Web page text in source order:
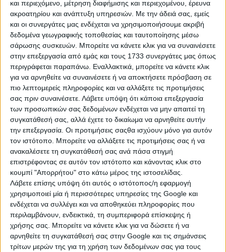
και περιεχόμενο, μέτρηση διαφήμισης και περιεχομένου, έρευνα
ακροατηρίου και ανάπτυξη υπηρεσιών. Με την άδειά σας, εμείς
και οι συνεργάτες μας ενδέχεται να χρησιμοποιήσουμε ακριβή
δεδομένα γεωγραφικής τοποθεσίας και ταυτοποίησης μέσω
σάρωσης συσκευών. Μπορείτε να κάνετε κλικ για να συναινέσετε
στην επεξεργασία από εμάς και τους 1733 συνεργάτες μας όπως
περιγράφεται παραπάνω. Εναλλακτικά, μπορείτε να κάνετε κλικ
για να αρνηθείτε να συναινέσετε ή να αποκτήσετε πρόσβαση σε
πιο λεπτομερείς πληροφορίες και να αλλάξετε τις προτιμήσεις
σας πριν συναινέσετε. Λάβετε υπόψη ότι κάποια επεξεργασία
των προσωπικών σας δεδομένων ενδέχεται να μην απαιτεί τη
συγκατάθεσή σας, αλλά έχετε το δικαίωμα να αρνηθείτε αυτήν
την επεξεργασία. Οι προτιμήσεις σαςθα ισχύουν μόνο για αυτόν
τον ιστότοπο. Μπορείτε να αλλάξετε τις προτιμήσεις σας ή να
ανακαλέσετε τη συγκατάθεσή σας ανά πάσα στιγμή
επιστρέφοντας σε αυτόν τον ιστότοπο και κάνοντας κλικ στο
κουμπί "Απορρήτου" στο κάτω μέρος της ιστοσελίδας.
Λάβετε επίσης υπόψη ότι αυτός ο ιστότοπος/η εφαρμογή
χρησιμοποιεί μία ή περισσότερες υπηρεσίες της Google και
ενδέχεται να συλλέγει και να αποθηκεύει πληροφορίες που
περιλαμβάνουν, ενδεικτικά, τη συμπεριφορά επίσκεψης ή
χρήσης σας. Μπορείτε να κάνετε κλικ για να δώσετε ή να
αρνηθείτε τη συγκατάθεσή σας στην Google και τις σημάνσεις
τρίτων μερών της για τη χρήση των δεδομένων σας για τους
Για τις μαζώξεις με φίλους, επίλεξε χουχουλιάρικα χαλιά ή
μια φλοκάτη για να αράζετε στο πάτωμα και να τα λέτε.
Για το διάβασμά σου, θέλεις μια καλή επιφάνεια εργασίας –
γραφείο. Εδώ μπορείς να παίξεις με δύο επιλογές, είτε το
κλασσικό, είτε ένα αναδιπλούμενο αν δεν έχεις αρκετό
χώρο.
Για να γεμίσεις τους τοίχους, μπορείς να βάλεις
φωτογραφίες φίλων σου, σε κάδρα ή μόνες τους, ώστε να
φτιάξεις μια οικεία ατμόσφαιρα. Να, κάπως έτσι ας πούμε: